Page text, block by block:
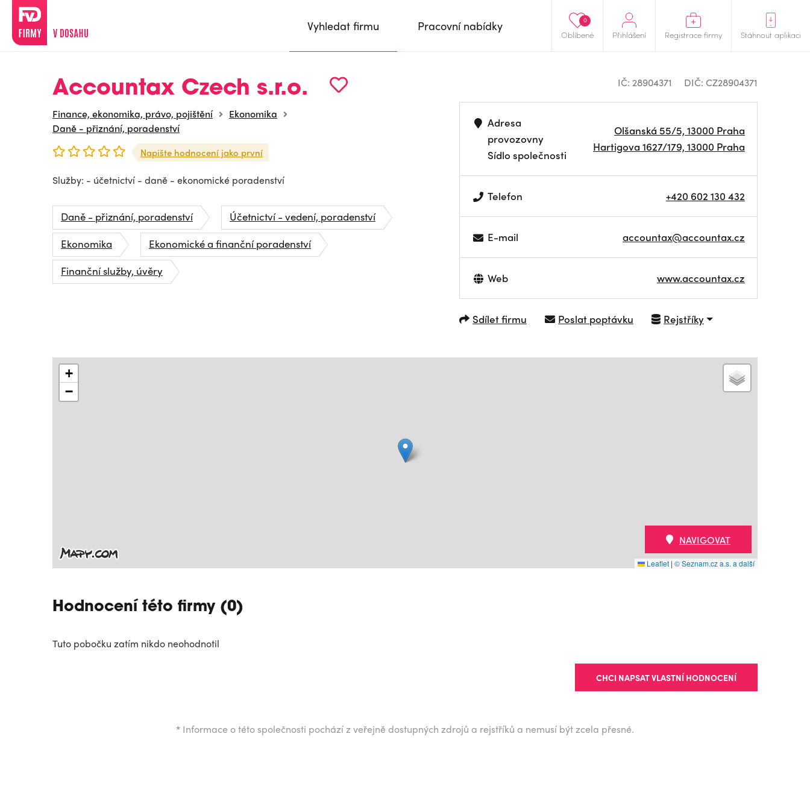
Oblíbené
0
Přihlášení Registrace firmy Stáhnout aplikaci
Vyhledat firmu Pracovní nabídky
Accountax Czech s.r.o.
Finance, ekonomika, právo, pojištění
Ekonomika
Daně - přiznání, poradenství
Napište hodnocení jako první
Služby: - účetnictví - daně - ekonomické poradenství
Daně - přiznání, poradenství
Účetnictví - vedení, poradenství
Ekonomika
Ekonomické a finanční poradenství
Finanční služby, úvěry
IČ: 28904371 DIČ: CZ28904371
Adresa
provozovny
Sídlo společnosti
Olšanská 55/5, 13000 Praha
Hartigova 1627/179, 13000 Praha
Telefon +420 602 130 432
E-mail accountax@accountax.cz
Web www.accountax.cz
Sdílet firmu Poslat poptávku Rejstříky
+
−
Leaflet | © Seznam.cz a.s. a další
NAVIGOVAT
Hodnocení této firmy (0)
Tuto pobočku zatím nikdo neohodnotil
CHCI NAPSAT VLASTNÍ HODNOCENÍ
* Informace o této společnosti pochází z veřejně dostupných zdrojů a rejstříků a nemusí být zcela přesné.